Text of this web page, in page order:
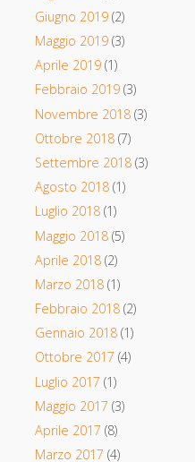
Giugno 2019(2)
Maggio 2019(3)
Aprile 2019(1)
Febbraio 2019(3)
Novembre 2018(3)
Ottobre 2018(7)
Settembre 2018(3)
Agosto 2018(1)
Luglio 2018(1)
Maggio 2018(5)
Aprile 2018(2)
Marzo 2018(1)
Febbraio 2018(2)
Gennaio 2018(1)
Ottobre 2017 (4)
Luglio 2017 (1)
Maggio 2017 (3)
Aprile 2017 (8)
Marzo 2017 (4)